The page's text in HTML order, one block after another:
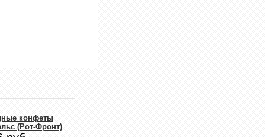
конфеты
(Рот-Фронт)